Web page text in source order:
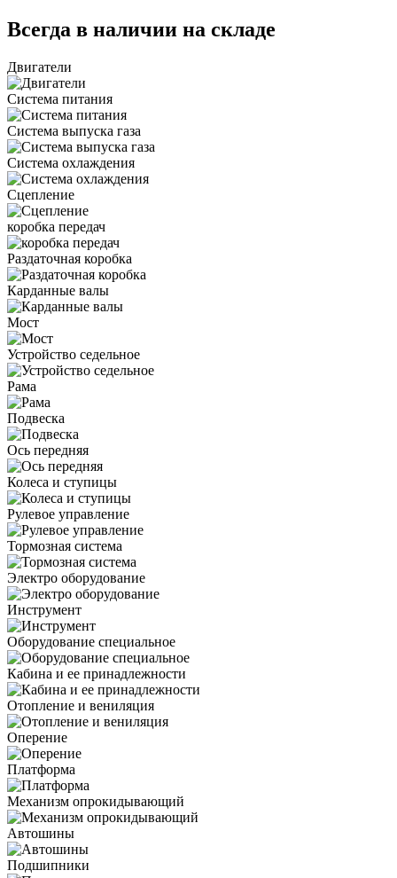
Всегда в наличии на складе
Двигатели
Система питания
Система выпуска газа
Система охлаждения
Сцепление
коробка передач
Раздаточная коробка
Карданные валы
Мост
Устройство седельное
Рама
Подвеска
Ось передняя
Колеса и ступицы
Рулевое управление
Тормозная система
Электро оборудование
Инструмент
Оборудование специальное
Кабина и ее принадлежности
Отопление и вениляция
Оперение
Платформа
Механизм опрокидывающий
Автошины
Подшипники